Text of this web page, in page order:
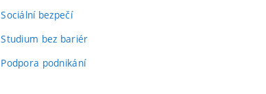
Sociální bezpečí
Studium bez bariér
Podpora podnikání